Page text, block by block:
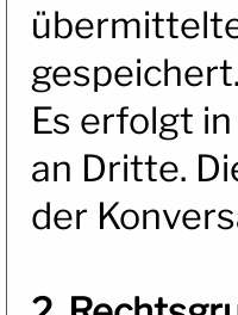
gespeichert.
Es erfolgt
an Dritte.
der